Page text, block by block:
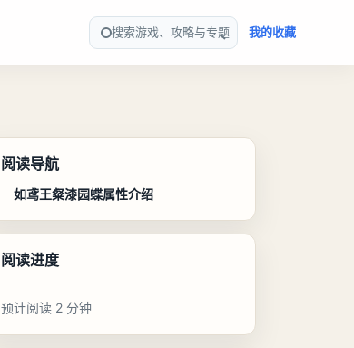
搜索游戏、攻略与专题 我的收藏
阅读导航
如鸢王粲漆园蝶属性介绍
阅读进度
预计阅读 2 分钟